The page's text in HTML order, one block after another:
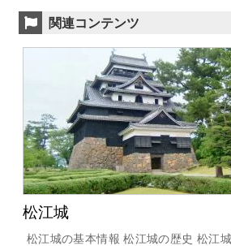
関連コンテンツ
松江城
松江城の基本情報 松江城の歴史 松江